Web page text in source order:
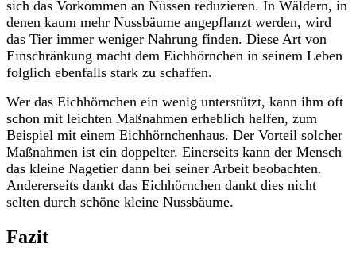
sich das Vorkommen an Nüssen reduzieren. In Wäldern, in
denen kaum mehr Nussbäume angepflanzt werden, wird
das Tier immer weniger Nahrung finden. Diese Art von
Einschränkung macht dem Eichhörnchen in seinem Leben
folglich ebenfalls stark zu schaffen.
Wer das Eichhörnchen ein wenig unterstützt, kann ihm oft
schon mit leichten Maßnahmen erheblich helfen, zum
Beispiel mit einem Eichhörnchenhaus. Der Vorteil solcher
Maßnahmen ist ein doppelter. Einerseits kann der Mensch
das kleine Nagetier dann bei seiner Arbeit beobachten.
Andererseits dankt das Eichhörnchen dankt dies nicht
selten durch schöne kleine Nussbäume.
Fazit